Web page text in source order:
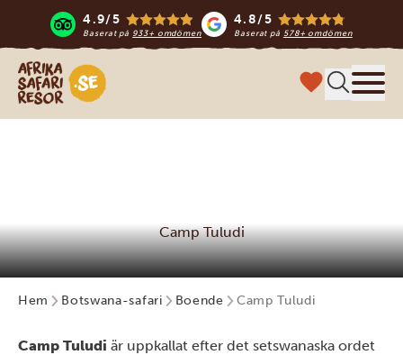
4.9/5
Baserat på 933+ omdömen
4.8/5
Baserat på 578+ omdömen
Safari-resor i Afrika
Camp Tuludi
Hem Botswana-safari Boende Camp Tuludi
Camp Tuludi är uppkallat efter det setswanaska ordet